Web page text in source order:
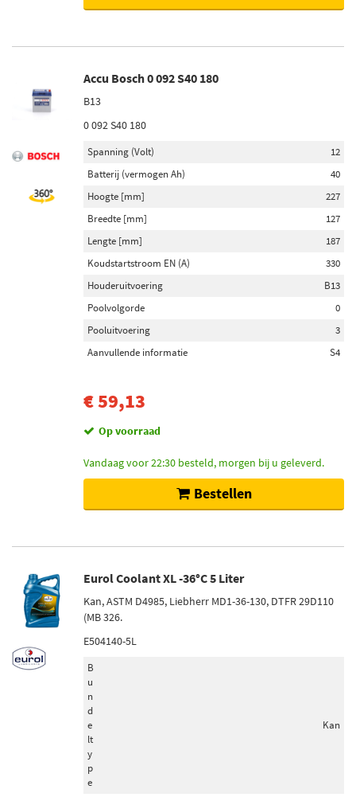
Pijpfilter (28)
Lambdasonde
Sprongsonde (40)
Diagnosesonde (31)
Regelsonde (26)
Batterij (vermogen Ah)
35 (4)
Toon meer
Schokdempertype
Gasdruk (204)
Oliedruk (1)
Startmotor vermogen (kw)
Accu Bosch 0 092 S40 180
B13
0 092 S40 180
Spanning (Volt)
12
Batterij (vermogen Ah)
40
Hoogte [mm]
227
Breedte [mm]
127
Lengte [mm]
187
Koudstartstroom EN (A)
330
Houderuitvoering
B13
Poolvolgorde
0
Pooluitvoering
3
Aanvullende informatie
S4
€ 59,13
Op voorraad
Vandaag voor 22:30 besteld, morgen bij u geleverd.
Bestellen
Eurol Coolant XL -36°C 5 Liter
Kan, ASTM D4985, Liebherr MD1-36-130, DTFR 29D110
(MB 326.
E504140-5L
B
u
n
d
e
lt
y
p
e
Kan